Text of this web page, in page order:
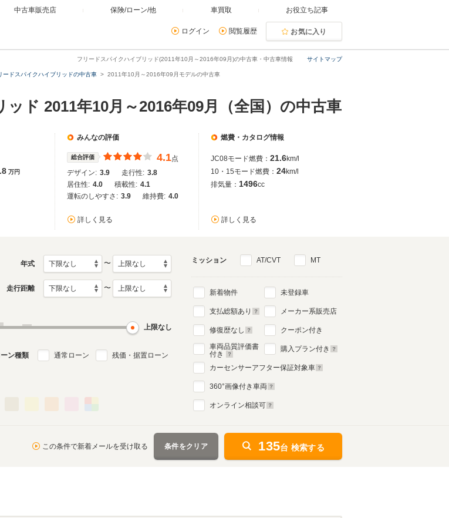
中古車販売店 保険/ローン/他 車買取 お役立ち記事
ログイン 閲覧履歴 お気に入り
サイトマップ
フリードスパイクハイブリッド(2011年10月～2016年09月)の中古車・中古車情報
ードスパイクハイブリッドの中古車 2011年10月～2016年09月モデルの中古車
ド 2011年10月～2016年09月（全国）の中古車
万円
みんなの評価
総合評価 4.1点
デザイン: 3.9 走行性: 3.8
居住性: 4.0 積載性: 4.1
運転のしやすさ: 3.9 維持費: 4.0
詳しく見る
燃費・カタログ情報
JC08モード燃費： 21.6km/l
10・15モード燃費： 24km/l
排気量： 1496cc
詳しく見る
年式 〜
走行距離 〜
上限なし
ーン種類 通常ローン 残価・据置ローン
ミッション AT/CVT MT
新着物件
支払総額あり
修復歴なし
車両品質評価書
付き
未登録車
メーカー系販売店
クーポン付き
購入プラン付き
カーセンサーアフター保証対象車
360°画像付き車両
オンライン相談可
この条件で新着メールを受け取る 条件をクリア 135台 検索する